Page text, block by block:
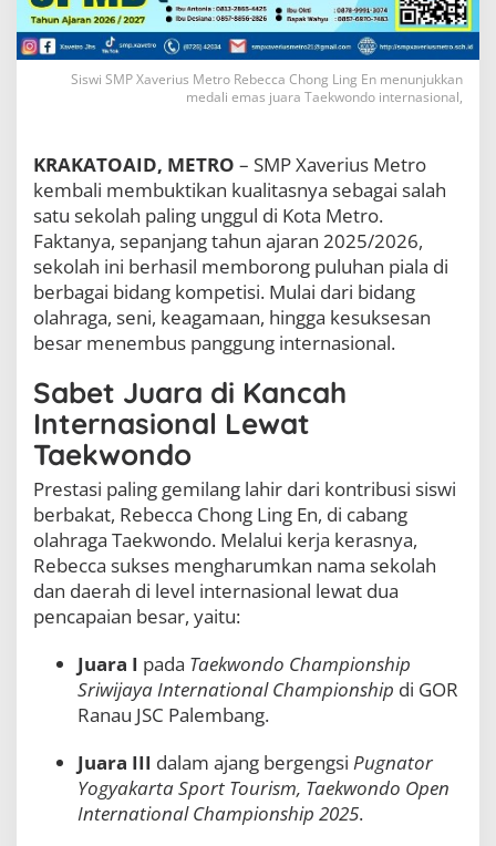
u
a
l
t
e
w
a
t
R
e
n
t
e
t
n
P
r
e
s
t
a
i
G
e
m
i
a
n
g
Siswi SMP Xaverius Metro Rebecca Chong Ling En menunjukkan
medali emas juara Taekwondo internasional,
KRAKATOAID, METRO – SMP Xaverius Metro
kembali membuktikan kualitasnya sebagai salah
satu sekolah paling unggul di Kota Metro.
Faktanya, sepanjang tahun ajaran 2025/2026,
sekolah ini berhasil memborong puluhan piala di
berbagai bidang kompetisi. Mulai dari bidang
olahraga, seni, keagamaan, hingga kesuksesan
besar menembus panggung internasional.
Sabet Juara di Kancah
Internasional Lewat
Taekwondo
Prestasi paling gemilang lahir dari kontribusi siswi
berbakat, Rebecca Chong Ling En, di cabang
olahraga Taekwondo. Melalui kerja kerasnya,
Rebecca sukses mengharumkan nama sekolah
dan daerah di level internasional lewat dua
pencapaian besar, yaitu:
Juara I pada Taekwondo Championship
Sriwijaya International Championship di GOR
Ranau JSC Palembang.
Juara III dalam ajang bergengsi Pugnator
Yogyakarta Sport Tourism, Taekwondo Open
International Championship 2025.